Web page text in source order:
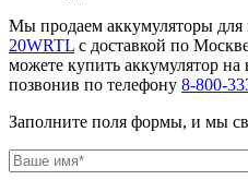
Мы продаем аккумуляторы для
20WRTL с доставкой по
можете купить аккумулятор
позвонив по телефону 8-800-
Заполните поля формы, и мы